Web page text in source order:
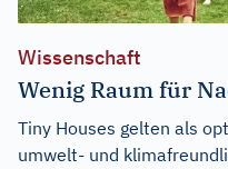
Wissenschaft
Wenig Raum für
Tiny Houses gelten als
umwelt- und